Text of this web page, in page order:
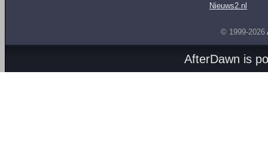
Nieuws2.nl
© 1999-2026
AfterDawn is